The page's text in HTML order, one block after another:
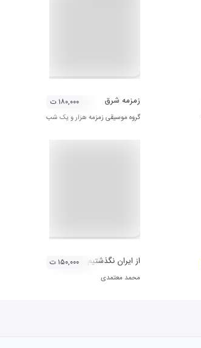
زمزمه شرق
گروه موسیقی زمزمه هزار و یک شب
۱۸۰,۰۰۰ ت
از ایران نگذشتیم
محمد معتمدی
۱۵۰,۰۰۰ ت